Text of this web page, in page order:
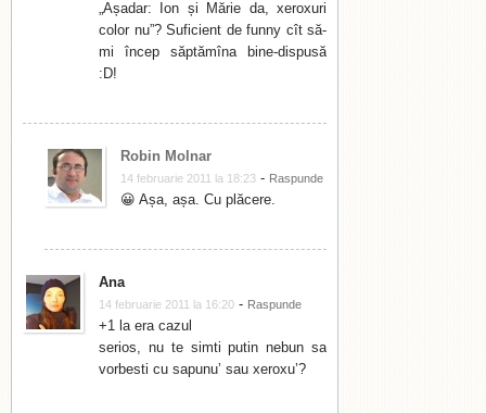
„Așadar: Ion și Mărie da, xeroxuri
color nu”? Suficient de funny cît să-
mi încep săptămîna bine-dispusă
:D!
Robin Molnar
14 februarie 2011 la 18:23 - Raspunde
😀 Așa, așa. Cu plăcere.
Ana
14 februarie 2011 la 16:20 - Raspunde
+1 la era cazul
serios, nu te simti putin nebun sa
vorbesti cu sapunu’ sau xeroxu’?